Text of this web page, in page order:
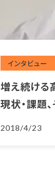
投稿
増え続ける
現状・課題
2018/4/23